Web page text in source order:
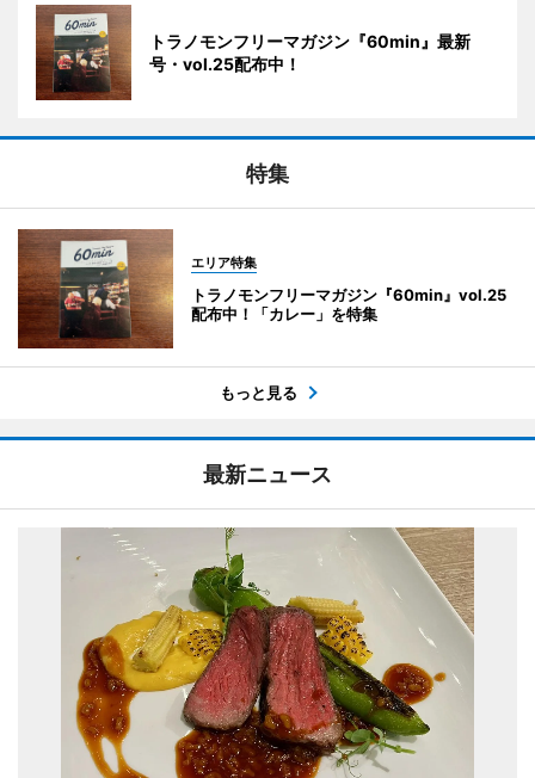
トラノモンフリーマガジン『60min』最新
号・vol.25配布中！
特集
エリア特集
トラノモンフリーマガジン『60min』vol.25
配布中！「カレー」を特集
もっと見る
最新ニュース